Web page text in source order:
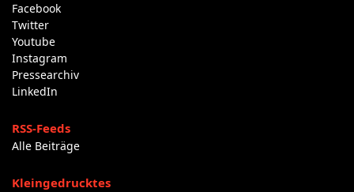
Facebook
Twitter
Youtube
Instagram
Pressearchiv
LinkedIn
RSS-Feeds
Alle Beiträge
Kleingedrucktes